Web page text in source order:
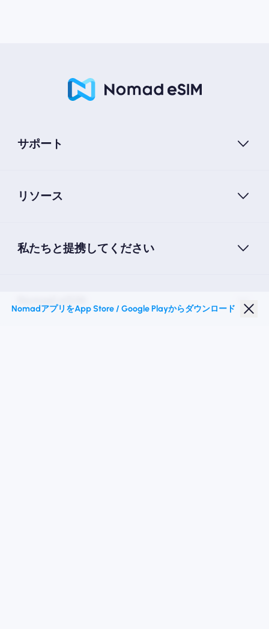
サポート
リソース
私たちと提携してください
NomadアプリをApp Store / Google Playからダウンロード